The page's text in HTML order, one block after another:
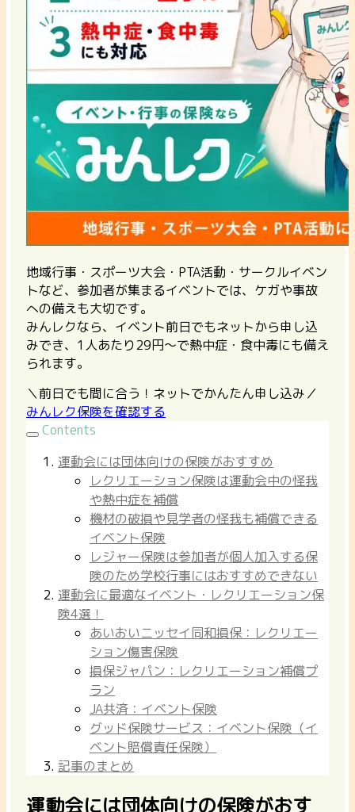
地域行事・スポーツ大会・PTA活動・サークルイベン
トなど、参加者が集まるイベントでは、ケガや事故
への備えも大切です。
みんレクなら、イベント前日でもネットから申し込
みでき、1人あたり29円〜で熱中症・食中毒にも備え
られます。
＼前日でも間に合う！ネットでかんたん申し込み／
みんレク保険を確認する
Contents
運動会には団体向けの保険がおすすめ
レクリエーション保険は運動会中の怪我
や熱中症を補償
機材の破損や見学者の怪我も補償できる
イベント保険
レジャー保険は参加者が個人加入する保
険のため学校行事にはおすすめできない
運動会に最適なイベント・レクリエーション保
険4選！
あいおいニッセイ同和損保：レクリエー
ション傷害保険
損保ジャパン：レクリエーション補償プ
ラン
JA共済：イベント保険
グッド保険サービス：イベント保険（イ
ベント賠償責任保険）
記事のまとめ
運動会には団体向けの保険がおす